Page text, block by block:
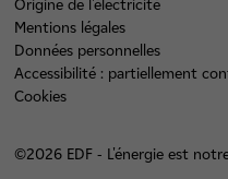
Origine de l'électricité
Mentions légales
Données personnelles
Accessibilité : partiellement
Cookies
©2026 EDF - L'énergie est